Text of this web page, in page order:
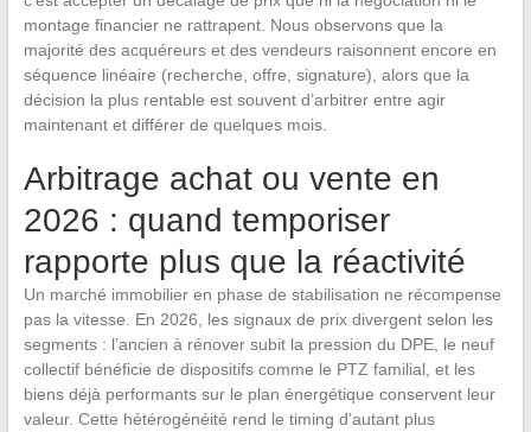
montage financier ne rattrapent. Nous observons que la
majorité des acquéreurs et des vendeurs raisonnent encore en
séquence linéaire (recherche, offre, signature), alors que la
décision la plus rentable est souvent d’arbitrer entre agir
maintenant et différer de quelques mois.
Arbitrage achat ou vente en
2026 : quand temporiser
rapporte plus que la réactivité
Un marché immobilier en phase de stabilisation ne récompense
pas la vitesse. En 2026, les signaux de prix divergent selon les
segments : l’ancien à rénover subit la pression du DPE, le neuf
collectif bénéficie de dispositifs comme le PTZ familial, et les
biens déjà performants sur le plan énergétique conservent leur
valeur. Cette hétérogénéité rend le timing d’autant plus